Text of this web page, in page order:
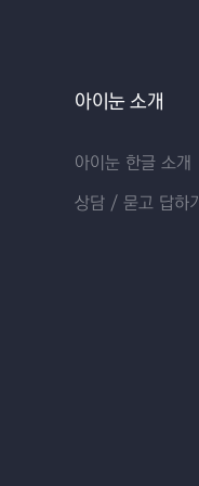
아이눈 소개
아이눈 한글 소개
상담 / 묻고 답하기